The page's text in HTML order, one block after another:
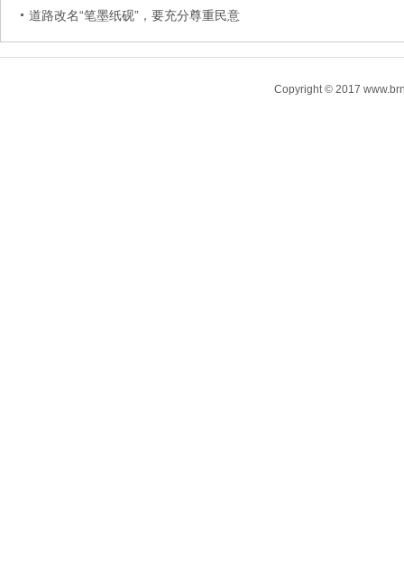
道路改名“笔墨纸砚”，要充分尊重民意
Copyright © 2017